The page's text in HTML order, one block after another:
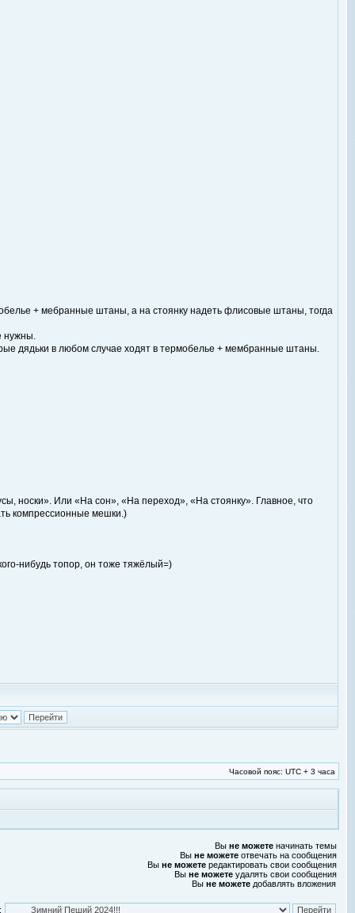
+ мебранные штаны, а на стоянку надеть флисовые штаны, тогда
нужны.
дядьки в любом случае ходят в термобелье + мембранные штаны.
носки». Или «На сон», «На переход», «На стоянку». Главное, что
компрессионные мешки.)
нибудь топор, он тоже тяжёлый=)
Часовой пояс: UTC + 3 часа
Вы не можете начинать темы
Вы не можете отвечать на сообщения
Вы не можете редактировать свои сообщения
Вы не можете удалять свои сообщения
Вы не можете добавлять вложения